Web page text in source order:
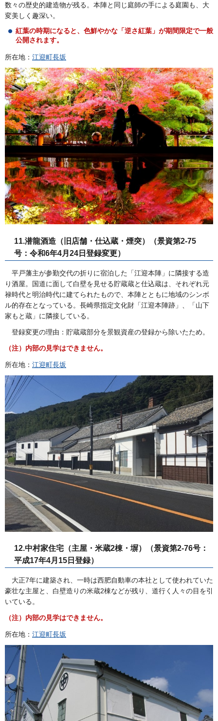
数々の歴史的建造物が残る。本陣と同じ庭師の手による庭園も、大
変美しく趣深い。
紅葉の時期になると、色鮮やかな「逆さ紅葉」が期間限定で一般
公開されます。
所在地： 江迎町長坂
11.潜龍酒造（旧店舗・仕込蔵・煙突）（景資第2-75
号：令和6年4月24日登録変更）
平戸藩主が参勤交代の折りに宿泊した「江迎本陣」に隣接する造
り酒屋。国道に面して白壁を見せる貯蔵蔵と仕込蔵は、それぞれ元
禄時代と明治時代に建てられたもので、本陣とともに地域のシンボ
ル的存在となっている。長崎県指定文化財「江迎本陣跡」、「山下
家もと蔵」に隣接している。
登録変更の理由：貯蔵蔵部分を景観資産の登録から除いたため。
（注）内部の見学はできません。
所在地： 江迎町長坂
12.中村家住宅（主屋・米蔵2棟・塀）（景資第2-76号：
平成17年4月15日登録）
大正7年に建築され、一時は西肥自動車の本社として使われていた
豪壮な主屋と、白壁造りの米蔵2棟などが残り、道行く人々の目を引
いている。
（注）内部の見学はできません。
所在地： 江迎町長坂